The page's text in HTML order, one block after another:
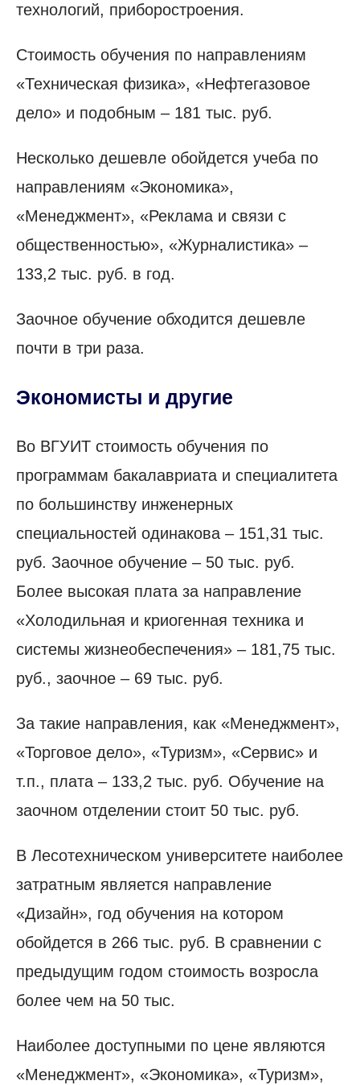
технологий, приборостроения.
Стоимость обучения по направлениям
«Техническая физика», «Нефтегазовое
дело» и подобным – 181 тыс. руб.
Несколько дешевле обойдется учеба по
направлениям «Экономика»,
«Менеджмент», «Реклама и связи с
общественностью», «Журналистика» –
133,2 тыс. руб. в год.
Заочное обучение обходится дешевле
почти в три раза.
Экономисты и другие
Во ВГУИТ стоимость обучения по
программам бакалавриата и специалитета
по большинству инженерных
специальностей одинакова – 151,31 тыс.
руб. Заочное обучение – 50 тыс. руб.
Более высокая плата за направление
«Холодильная и криогенная техника и
системы жизнеобеспечения» – 181,75 тыс.
руб., заочное – 69 тыс. руб.
За такие направления, как «Менеджмент»,
«Торговое дело», «Туризм», «Сервис» и
т.п., плата – 133,2 тыс. руб. Обучение на
заочном отделении стоит 50 тыс. руб.
В Лесотехническом университете наиболее
затратным является направление
«Дизайн», год обучения на котором
обойдется в 266 тыс. руб. В сравнении с
предыдущим годом стоимость возросла
более чем на 50 тыс.
Наиболее доступными по цене являются
«Менеджмент», «Экономика», «Туризм»,